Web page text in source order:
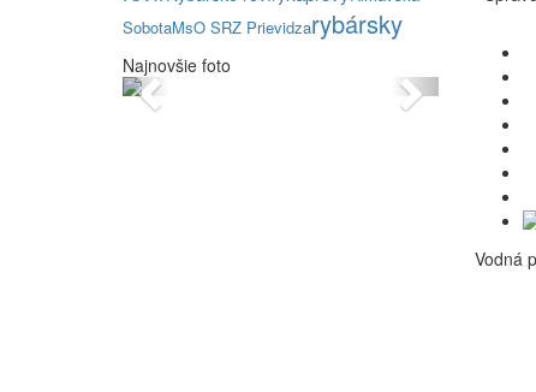
SobotaMsO SRZ Prievidzarybársky
Najnovšie foto
Previous Next
Vodná